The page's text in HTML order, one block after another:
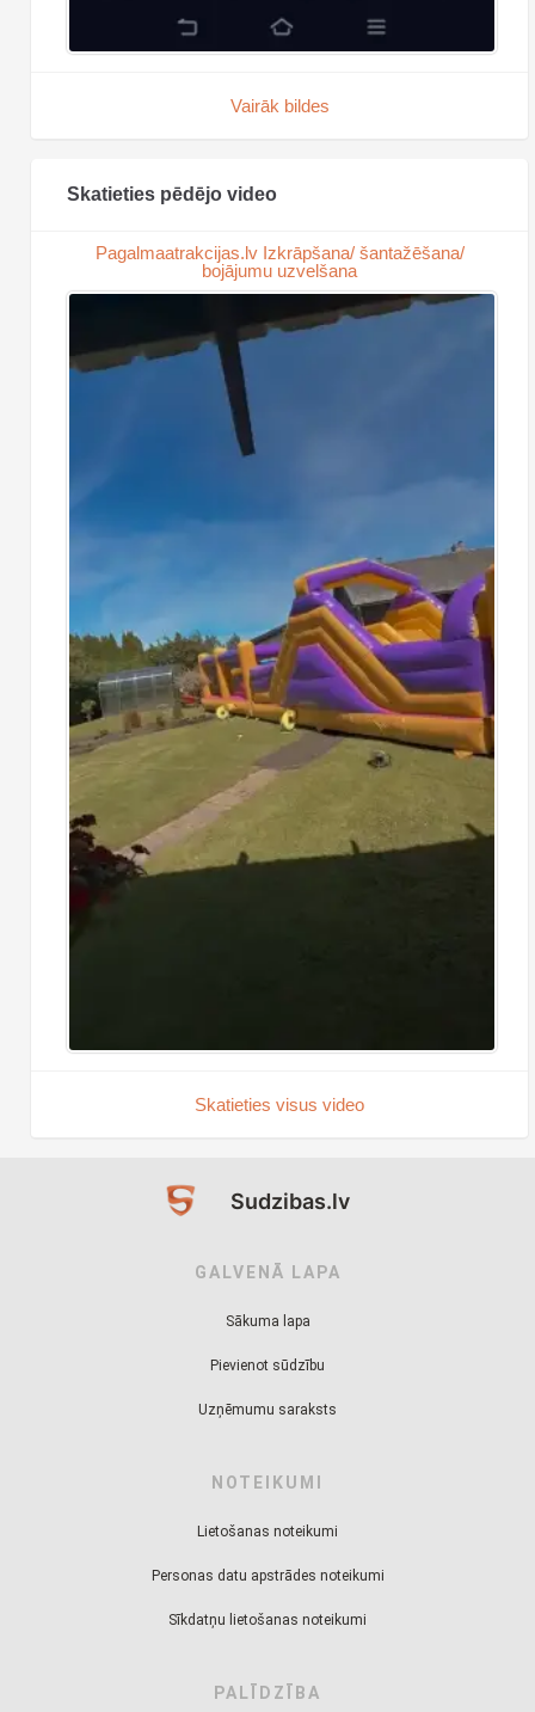
Vairāk bildes
Skatieties pēdējo video
Pagalmaatrakcijas.lv Izkrāpšana/ šantažēšana/
bojājumu uzvelšana
Skatieties visus video
Sudzibas.lv
GALVENĀ LAPA
Sākuma lapa
Pievienot sūdzību
Uzņēmumu saraksts
NOTEIKUMI
Lietošanas noteikumi
Personas datu apstrādes noteikumi
Sīkdatņu lietošanas noteikumi
PALĪDZĪBA